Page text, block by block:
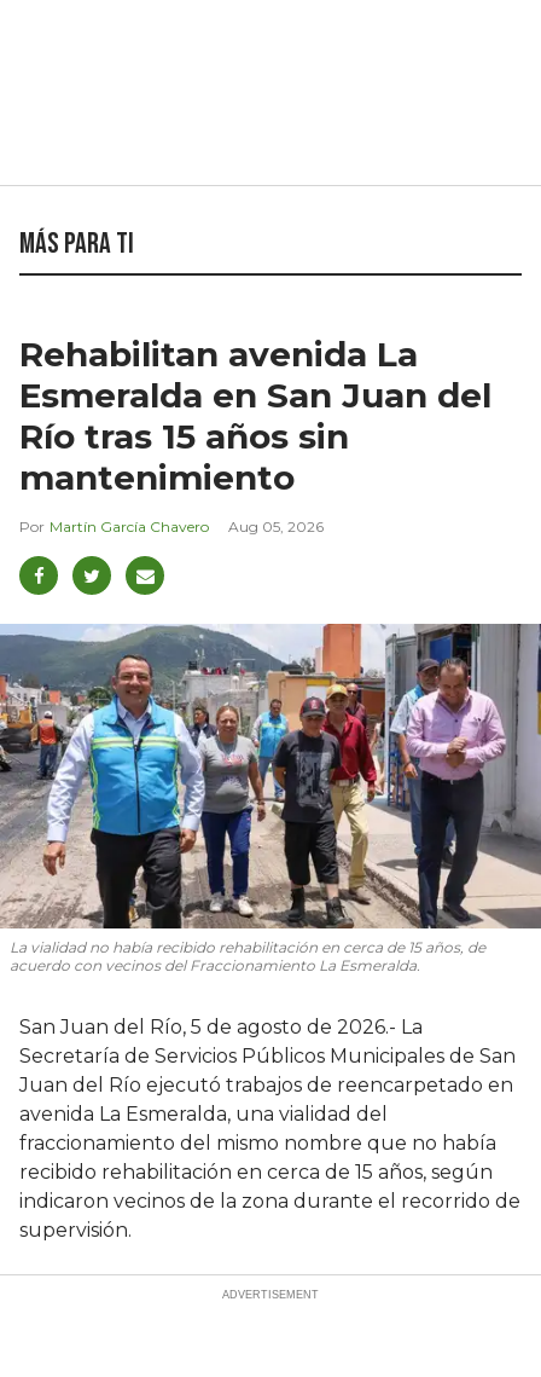
Más para ti
Rehabilitan avenida La
Esmeralda en San Juan del
Río tras 15 años sin
mantenimiento
Martín García Chavero Aug 05, 2026
La vialidad no había recibido rehabilitación en cerca de 15 años, de
acuerdo con vecinos del Fraccionamiento La Esmeralda.
San Juan del Río, 5 de agosto de 2026.- La
Secretaría de Servicios Públicos Municipales de San
Juan del Río ejecutó trabajos de reencarpetado en
avenida La Esmeralda, una vialidad del
fraccionamiento del mismo nombre que no había
recibido rehabilitación en cerca de 15 años, según
indicaron vecinos de la zona durante el recorrido de
supervisión.